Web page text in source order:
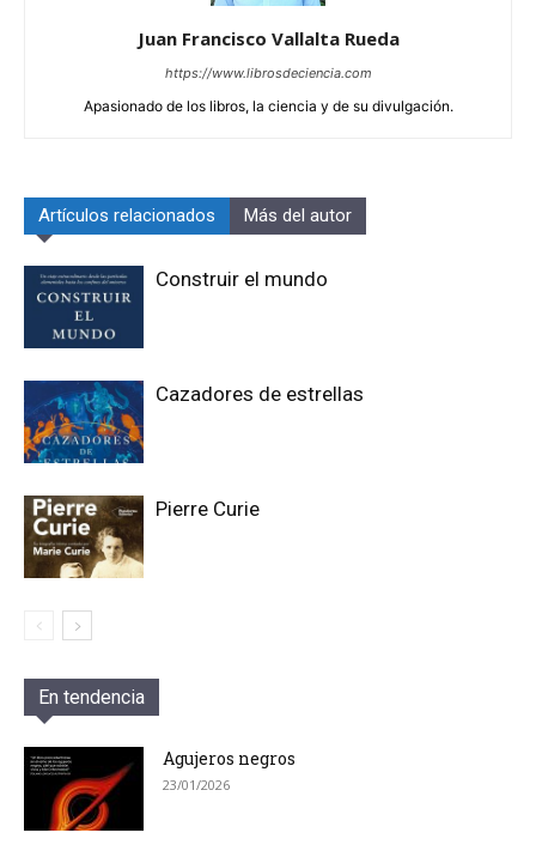
Juan Francisco Vallalta Rueda
https://www.librosdeciencia.com
Apasionado de los libros, la ciencia y de su divulgación.
Artículos relacionados Más del autor
Construir el mundo
Cazadores de estrellas
Pierre Curie
En tendencia
Agujeros negros
23/01/2026